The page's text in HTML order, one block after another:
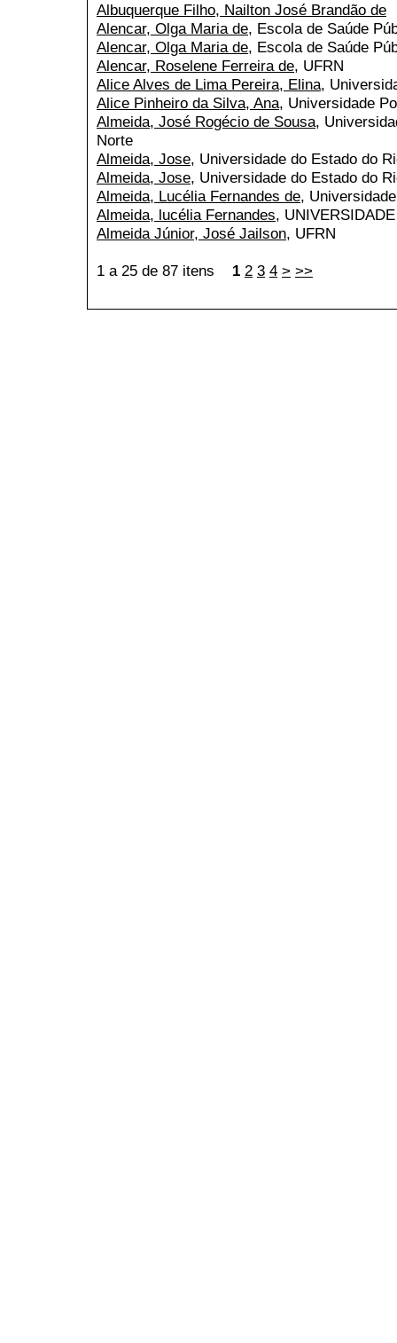
Albuquerque Filho, Nailton José Brandão de
Alencar, Olga Maria de, Escola de Saúde
Alencar, Olga Maria de, Escola de Saúde
Alencar, Roselene Ferreira de, UFRN
Alice Alves de Lima Pereira, Elina,
Alice Pinheiro da Silva, Ana, Universidade
Almeida, José Rogécio de Sousa,
Norte
Almeida, Jose, Universidade do Estado do
Almeida, Jose, Universidade do Estado do
Almeida, Lucélia Fernandes de,
Almeida, lucélia Fernandes,
Almeida Júnior, José Jailson, UFRN
1 a 25 de 87 itens 1 2 3 4 > >>